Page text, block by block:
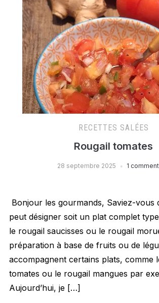
RECETTES SALÉES
Rougail tomates
28 septembre 2025 1
Bonjour les gourmands, Saviez-vous
peut désigner soit un plat complet
le rougail saucisses ou le rougail
préparation à base de fruits ou de
accompagnent certains plats, comme
tomates ou le rougail mangues par
Aujourd’hui, je […]